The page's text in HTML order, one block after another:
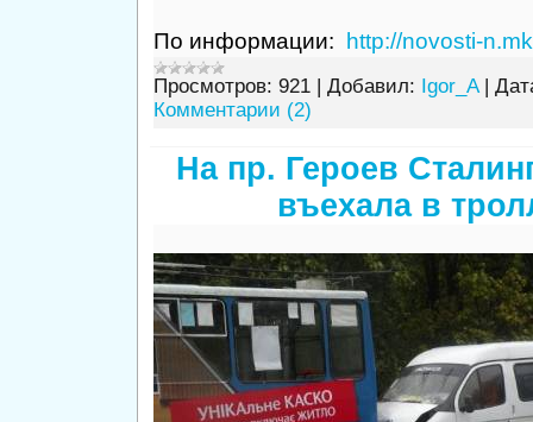
По информации: http://novosti-
Просмотров: 921 | Добавил: Igor_A |
Комментарии (2)
На пр. Героев
въехала в